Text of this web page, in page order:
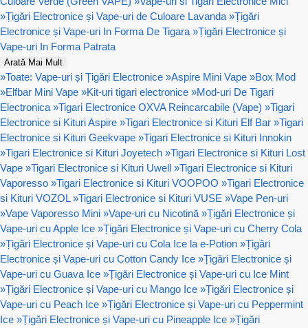
»Țigări Electronice și Vape-uri de Culoare Lavanda »Țigări
Electronice și Vape-uri In Forma De Tigara »Țigări Electronice și
Vape-uri In Forma Patrata
Arată Mai Mult
»Toate: Vape-uri și Țigări Electronice »Aspire Mini Vape »Box Mod
»Elfbar Mini Vape »Kit-uri tigari electronice »Mod-uri De Tigari
Electronica »Tigari Electronice OXVA Reincarcabile (Vape) »Tigari
Electronice si Kituri Aspire »Tigari Electronice si Kituri Elf Bar »Tigari
Electronice si Kituri Geekvape »Tigari Electronice si Kituri Innokin
»Tigari Electronice si Kituri Joyetech »Tigari Electronice si Kituri Lost
Vape »Tigari Electronice si Kituri Uwell »Tigari Electronice si Kituri
Vaporesso »Tigari Electronice si Kituri VOOPOO »Tigari Electronice
si Kituri VOZOL »Tigari Electronice si Kituri VUSE »Vape Pen-uri
»Vape Vaporesso Mini »Vape-uri cu Nicotină »Țigări Electronice și
Vape-uri cu Apple Ice »Țigări Electronice și Vape-uri cu Cherry Cola
»Țigări Electronice și Vape-uri cu Cola Ice la e-Potion »Țigări
Electronice și Vape-uri cu Cotton Candy Ice »Țigări Electronice și
Vape-uri cu Guava Ice »Țigări Electronice și Vape-uri cu Ice Mint
»Țigări Electronice și Vape-uri cu Mango Ice »Țigări Electronice și
Vape-uri cu Peach Ice »Țigări Electronice și Vape-uri cu Peppermint
Ice »Țigări Electronice și Vape-uri cu Pineapple Ice »Țigări